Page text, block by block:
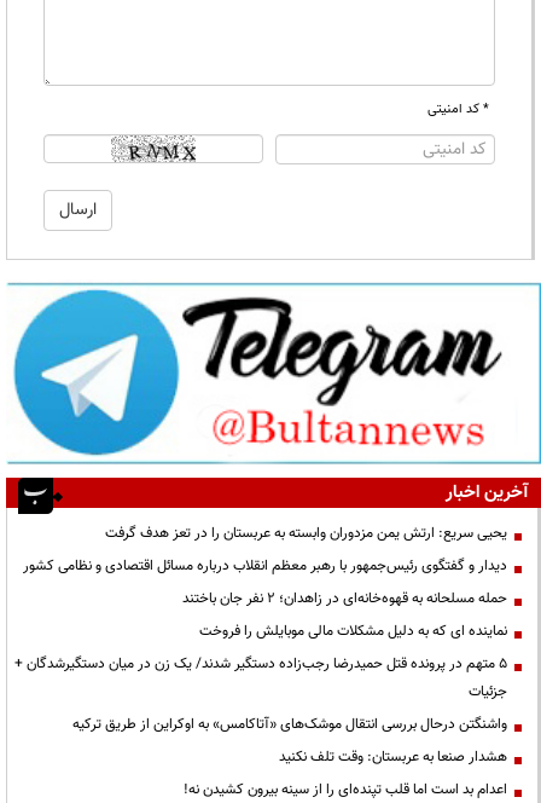
* کد امنیتی
آخرین اخبار
یحیی سریع: ارتش یمن مزدوران وابسته به عربستان را در تعز هدف گرفت
دیدار و گفتگوی رئیس‌جمهور با رهبر معظم انقلاب درباره مسائل اقتصادی و نظامی کشور
حمله مسلحانه به قهوه‌خانه‌ای در زاهدان؛ ۲ نفر جان باختند
نماینده ای که به دلیل مشکلات مالی موبایلش را فروخت
۵ متهم در پرونده قتل حمیدرضا رجب‌زاده دستگیر شدند/ یک زن در میان دستگیرشدگان +
جزئیات
واشنگتن درحال بررسی انتقال موشک‌های «آتاکامس» به اوکراین از طریق ترکیه
هشدار صنعا به عربستان: وقت تلف نکنید
اعدام بد است اما قلب تپنده‌ای را از سینه بیرون کشیدن نه!